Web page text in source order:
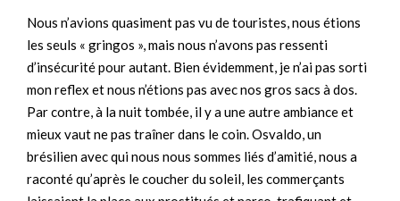
Nous n’avions quasiment pas vu de touristes, nous étions
les seuls « gringos », mais nous n’avons pas ressenti
d’insécurité pour autant. Bien évidemment, je n’ai pas sorti
mon reflex et nous n’étions pas avec nos gros sacs à dos.
Par contre, à la nuit tombée, il y a une autre ambiance et
mieux vaut ne pas traîner dans le coin. Osvaldo, un
brésilien avec qui nous nous sommes liés d’amitié, nous a
raconté qu’après le coucher du soleil, les commerçants